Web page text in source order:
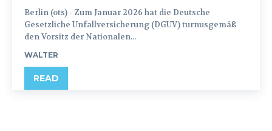
Berlin (ots) - Zum Januar 2026 hat die Deutsche
Gesetzliche Unfallversicherung (DGUV) turnusgemäß
den Vorsitz der Nationalen...
WALTER
READ